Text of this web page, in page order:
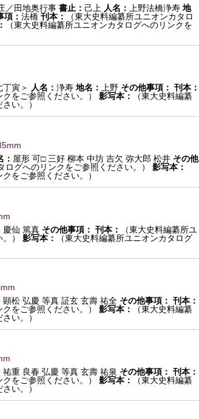
／田地奥行事 書止： 己上 人名： 上野法橋浄寿 地
項： 法橋 刊本：
（東大史料編纂所ユニオンカタロ
（東大史料編纂所ユニオンカタログへのリンクを
寅＞ 人名： 浄寿 地名： 上野 その他事項： 刊本：
をご参照ください。）
影写本：
（東大史料編纂
い。）
： 屋形 可□ 三好 柳本 中坊 吉欠 弥大郎 松井 その他
ログへのリンクをご参照ください。）
影写本：
をご参照ください。）
慶仙 篤真 その他事項： 刊本：
（東大史料編纂所ユ
）
影写本：
（東大史料編纂所ユニオンカタログ
松 弘慶 等真 証玄 玄壽 祐全 その他事項： 刊本：
をご参照ください。）
影写本：
（東大史料編纂
い。）
重 良春 弘慶 等真 玄壽 祐泉 その他事項： 刊本：
をご参照ください。）
影写本：
（東大史料編纂
い。）